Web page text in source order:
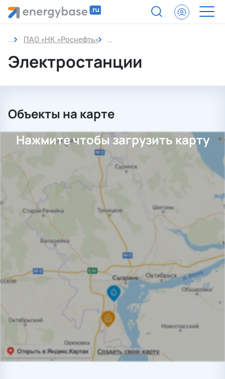
ПАО «НК «Роснефть» Электростанции
Электростанции
Объекты на карте
Нажмите чтобы загрузить карту